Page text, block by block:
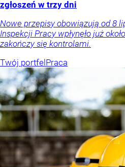
zgłoszeń w trzy dni
Nowe przepisy obowiązują od 8
Inspekcji Pracy wpłynęło już
zakończy się kontrolami.
Twój portfelPraca